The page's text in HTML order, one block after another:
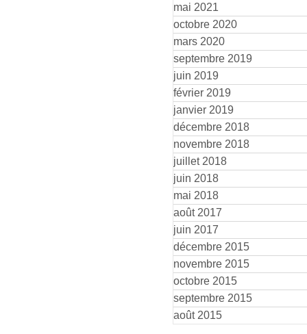
mai 2021
octobre 2020
mars 2020
septembre 2019
juin 2019
février 2019
janvier 2019
décembre 2018
novembre 2018
juillet 2018
juin 2018
mai 2018
août 2017
juin 2017
décembre 2015
novembre 2015
octobre 2015
septembre 2015
août 2015